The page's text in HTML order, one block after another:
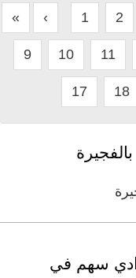
« ‹ 1 2
9 10 11
17 18
سهم في